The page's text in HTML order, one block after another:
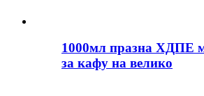
1000мл празна ХДПЕ
за кафу на велико